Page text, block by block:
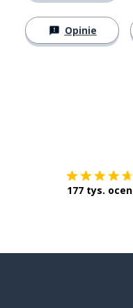
Opinie
177 tys. ocen